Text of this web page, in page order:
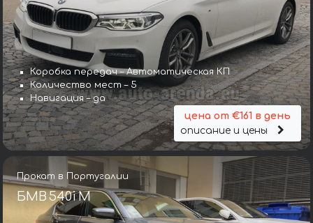
Коробка передач – Автоматическая КП
Количество мест – 5
Навигация – да
цена от €161 в день
описание и цены
Прокат в Португалии
БМВ 540i M